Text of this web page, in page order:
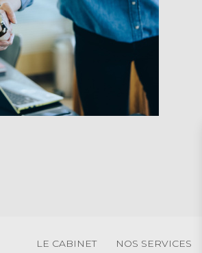
Footer
LE CABINET NOS SERVICES